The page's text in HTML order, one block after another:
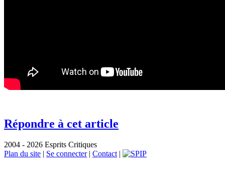
Répondre à cet article
2004 - 2026 Esprits Critiques
Plan du site | Se connecter| Contact|